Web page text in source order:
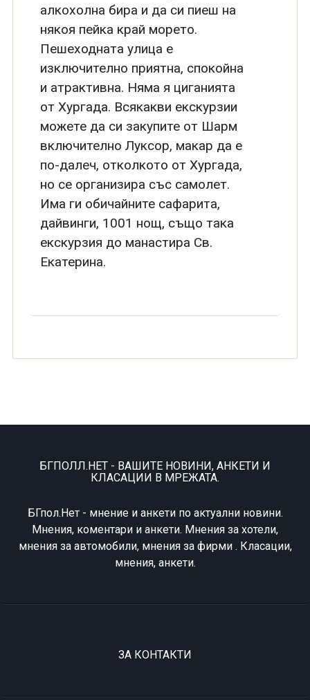
алкохолна бира и да си пиеш на
някоя пейка край морето.
Пешеходната улица е
изключително приятна, спокойна
и атрактивна. Няма я циганията
от Хургада. Всякакви екскурзии
можете да си закупите от Шарм
включително Луксор, макар да е
по-далеч, отколкото от Хургада,
но се организира със самолет.
Има ги обичайните сафарита,
дайвинги, 1001 нощ, също така
екскурзия до манастира Св.
Екатерина.
БГПОЛЛ.НЕТ - ВАШИТЕ НОВИНИ, АНКЕТИ И
КЛАСАЦИИ В МРЕЖАТА.
БГпол.Нет - мнение и анкети по актуални новини.
Мнения, коментари и анкети. Мнения за хотели,
мнения за автомобили, мнения за фирми . Класации,
мнения, анкети.
ЗА КОНТАКТИ